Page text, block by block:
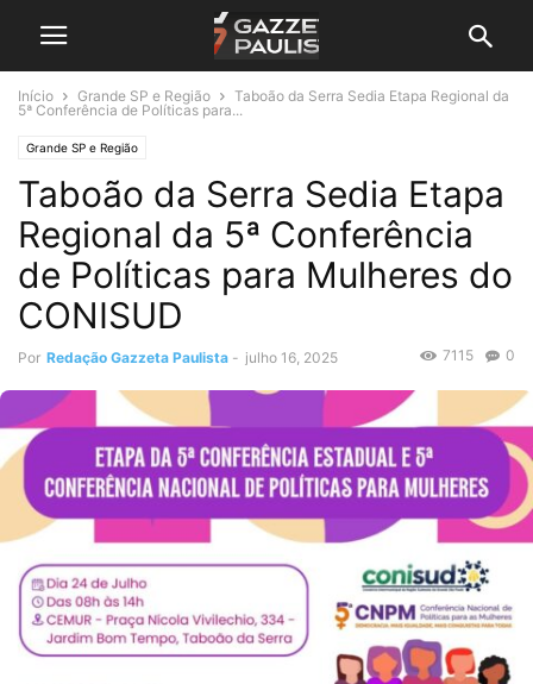
Início Grande SP e Região
Taboão da Serra Sedia Etapa Regional da
5ª Conferência de Políticas para...
Grande SP e Região
Taboão da Serra Sedia Etapa
Regional da 5ª Conferência
de Políticas para Mulheres do
CONISUD
Por Redação Gazzeta Paulista - julho 16, 2025 0
7115